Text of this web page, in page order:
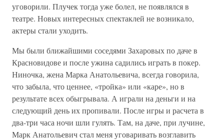
уговорили. Плучек тогда уже болел, не появлялся в
театре. Новых интересных спектаклей не возникало,
актеры стали уходить.
Мы были ближайшими соседями Захаровых по даче в
Красновидове и после ужина садились играть в покер.
Ниночка, жена Марка Анатольевича, всегда говорила,
что забыла, что ценнее, «тройка» или «каре», но в
результате всех обыгрывала. А играли на деньги и на
следующий день их пропивали. После игры и расчета в
два-три часа ночи шли гулять. Там, на даче, при лучине,
Марк Анатольевич стал меня уговаривать возглавить